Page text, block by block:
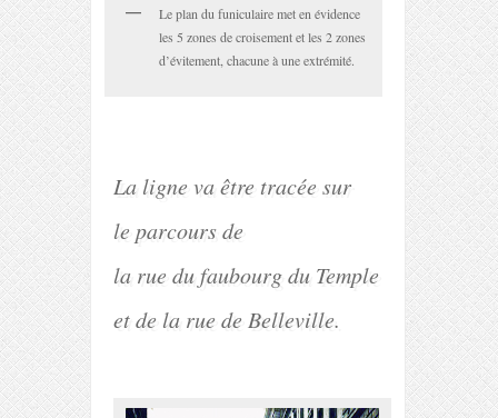
Le plan du funiculaire met en évidence
les 5 zones de croisement et les 2 zones
d’évitement, chacune à une extrémité.
La ligne va être tracée sur
le parcours de
la rue du faubourg du Temple
et de la rue de Belleville.